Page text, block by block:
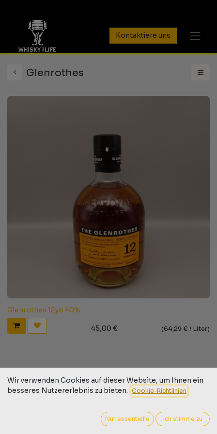
Kontaktiere uns
Glenrothes
Glenrothes 12yo 40%
45,00 € (64,29 € / Liter)
Wir verwenden Cookies auf dieser Website, um Ihnen ein
besseres Nutzererlebnis zu bieten. Cookie-Richtlinien
Nur essentielle Ich stimme zu